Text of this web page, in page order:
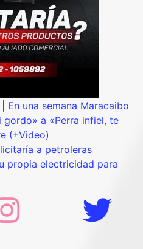
| En una semana Maracaibo
a «Perra infiel, te
(+Video)
a petroleras
propia electricidad para